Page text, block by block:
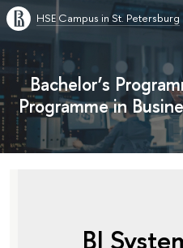
HSE Campus in St. Petersburg
Bachelor’s
Programme in
BI